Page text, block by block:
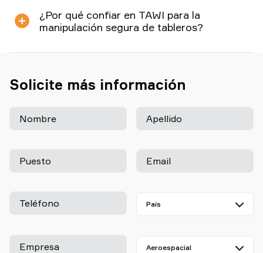
¿Por qué confiar en TAWI para la
manipulación segura de tableros?
Solicite más información
Nombre Apellido
Puesto Email
Teléfono
Empresa